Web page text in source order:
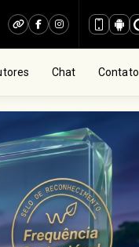
Chat Contato